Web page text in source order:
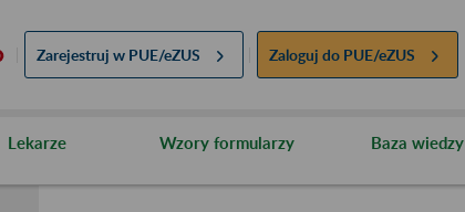
Zarejestruj w PUE/eZUS Zaloguj do PUE/eZUS
Lekarze Wzory formularzy Baza wiedzy